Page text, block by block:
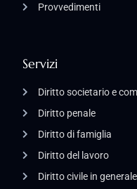
Servizi
Diritto societario e
Diritto penale
Diritto di famiglia
Diritto del lavoro
Diritto civile in generale
Provvedimenti